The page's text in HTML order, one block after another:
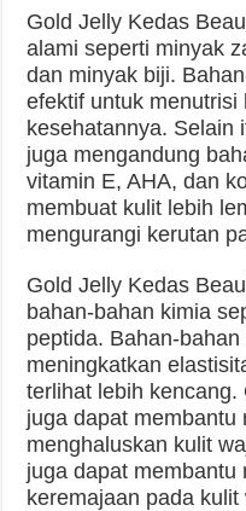
Gold Jelly Kedas
alami seperti minyak
dan minyak biji.
efektif untuk menutrisi
kesehatannya. Selain
juga mengandung
vitamin E, AHA, dan
membuat kulit lebih
mengurangi kerutan
Gold Jelly Kedas
bahan-bahan kimia
peptida. Bahan-
meningkatkan
terlihat lebih
juga dapat membantu
menghaluskan kulit
juga dapat membantu
keremajaan pada kulit